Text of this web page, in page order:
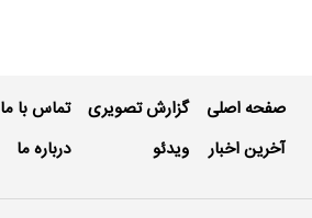
صفحه اصلی
آخرین اخبار
گزارش تصویری
ویدئو
تماس با ما
درباره ما